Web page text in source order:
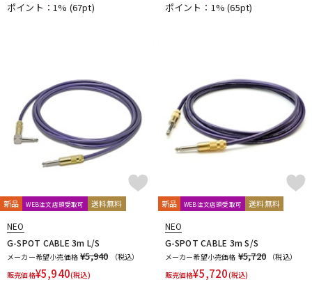
ポイント：1% (67pt) ポイント：1%(65pt)
新品 WEB注文店頭受取可 送料無料
NEO
G-SPOT CABLE 3m L/S
メーカー希望小売価格 ¥5,940
（税込）
販売価格¥5,940(税込)
新品 WEB注文店頭受取可 送料無料
NEO
G-SPOT CABLE 3m S/S
メーカー希望小売価格 ¥5,720
（税込）
販売価格¥5,720(税込)